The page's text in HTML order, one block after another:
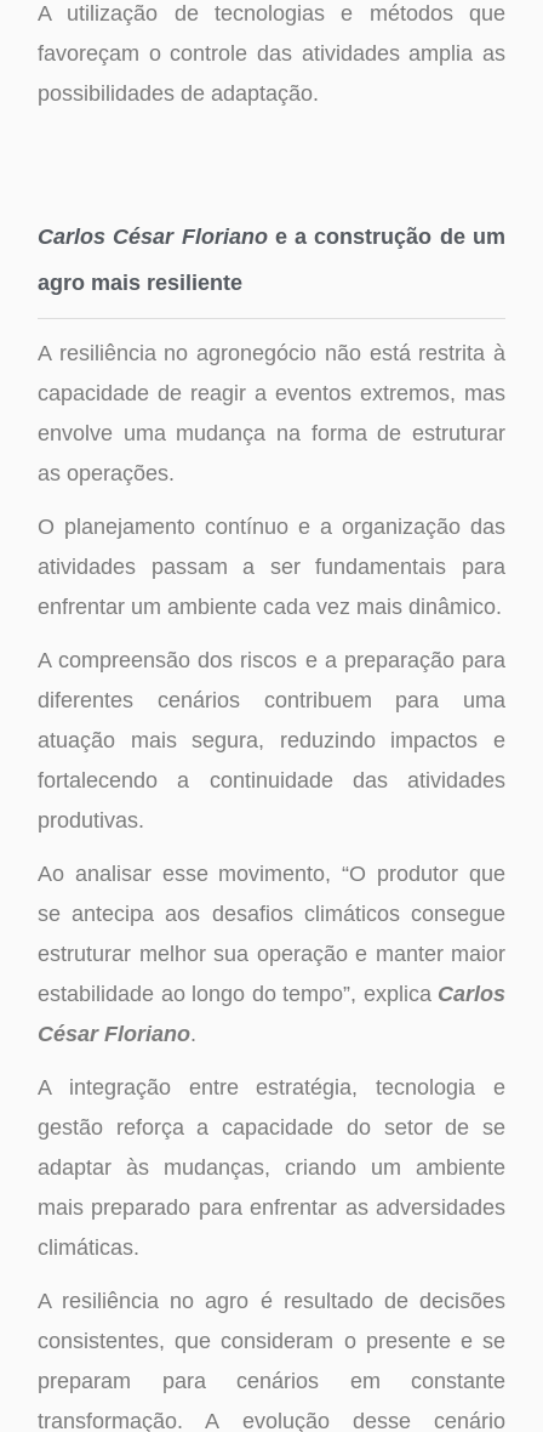
A utilização de tecnologias e métodos que
favoreçam o controle das atividades amplia as
possibilidades de adaptação.
Carlos César Florianoe a construção de um
agro mais resiliente
A resiliência no agronegócio não está restrita à
capacidade de reagir a eventos extremos, mas
envolve uma mudança na forma de estruturar
as operações.
O planejamento contínuo e a organização das
atividades passam a ser fundamentais para
enfrentar um ambiente cada vez mais dinâmico.
A compreensão dos riscos e a preparação para
diferentes cenários contribuem para uma
atuação mais segura, reduzindo impactos e
fortalecendo a continuidade das atividades
produtivas.
Ao analisar esse movimento, “O produtor que
se antecipa aos desafios climáticos consegue
estruturar melhor sua operação e manter maior
estabilidade ao longo do tempo”, explica Carlos
César Floriano.
A integração entre estratégia, tecnologia e
gestão reforça a capacidade do setor de se
adaptar às mudanças, criando um ambiente
mais preparado para enfrentar as adversidades
climáticas.
A resiliência no agro é resultado de decisões
consistentes, que consideram o presente e se
preparam para cenários em constante
transformação. A evolução desse cenário